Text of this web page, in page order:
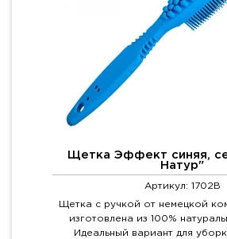
Щетка Эффект синяя,
Натур"
Артикул: 1702B
Щетка с ручкой от немецкой
изготовлена из 100%
Идеальный вариант для